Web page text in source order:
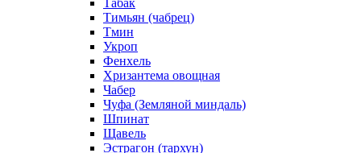
Табак
Тимьян (чабрец)
Тмин
Укроп
Фенхель
Хризантема овощная
Чабер
Чуфа (Земляной миндаль)
Шпинат
Щавель
Эстрагон (тархун)